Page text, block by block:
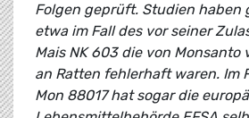
Folgen geprüft. Studien haben
etwa im Fall des vor seiner
Mais NK 603 die von Monsanto
an Ratten fehlerhaft waren. Im
Mon 88017 hat sogar die